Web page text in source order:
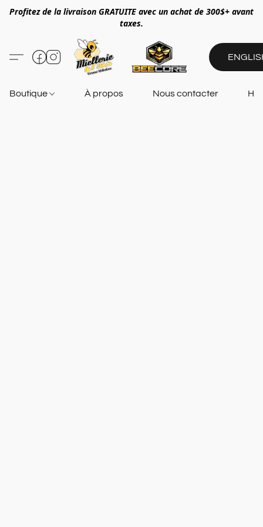
Profitez de la livraison GRATUITE avec un achat de 300$+ avant
taxes.
Boutique À propos Nous contacter